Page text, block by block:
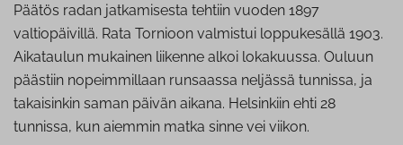
Päätös radan jatkamisesta tehtiin vuoden 1897
valtiopäivillä. Rata Tornioon valmistui loppukesällä 1903.
Aikataulun mukainen liikenne alkoi lokakuussa. Ouluun
päästiin nopeimmillaan runsaassa neljässä tunnissa, ja
takaisinkin saman päivän aikana. Helsinkiin ehti 28
tunnissa, kun aiemmin matka sinne vei viikon.